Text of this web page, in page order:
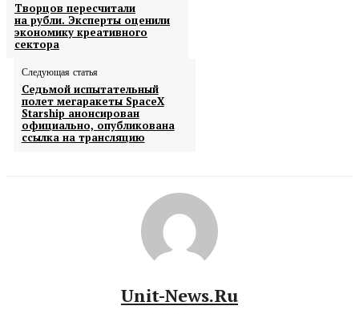
Творцов пересчитали
на рубли. Эксперты оценили
экономику креативного
сектора
Следующая статья
Седьмой испытательный
полет мегаракеты SpaceX
Starship анонсирован
официально, опубликована
ссылка на трансляцию
Unit-News.ru